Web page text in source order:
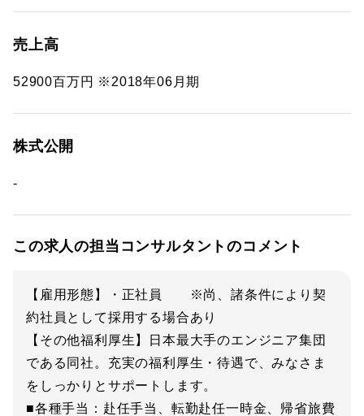
売上高
52900百万円 ※2018年06月期
株式公開
-
この求人の担当コンサルタントのコメント
【雇用形態】・正社員 ※尚、諸条件により契
約社員として採用する場合あり
【その他福利厚生】日本最大手のエンジニア集団
である同社。充実の福利厚生・待遇で、みなさま
をしっかりとサポートします。
■各種手当：赴任手当、転勤赴任一時金、帰省旅費